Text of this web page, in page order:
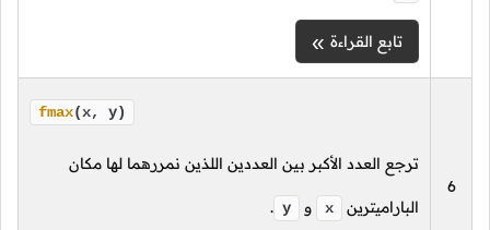
تابع القراءة
6
fmax(x, y)
ترجع العدد الأكبر بين العددين اللذين نمررهما لها مكان
الباراميترين x و y
.